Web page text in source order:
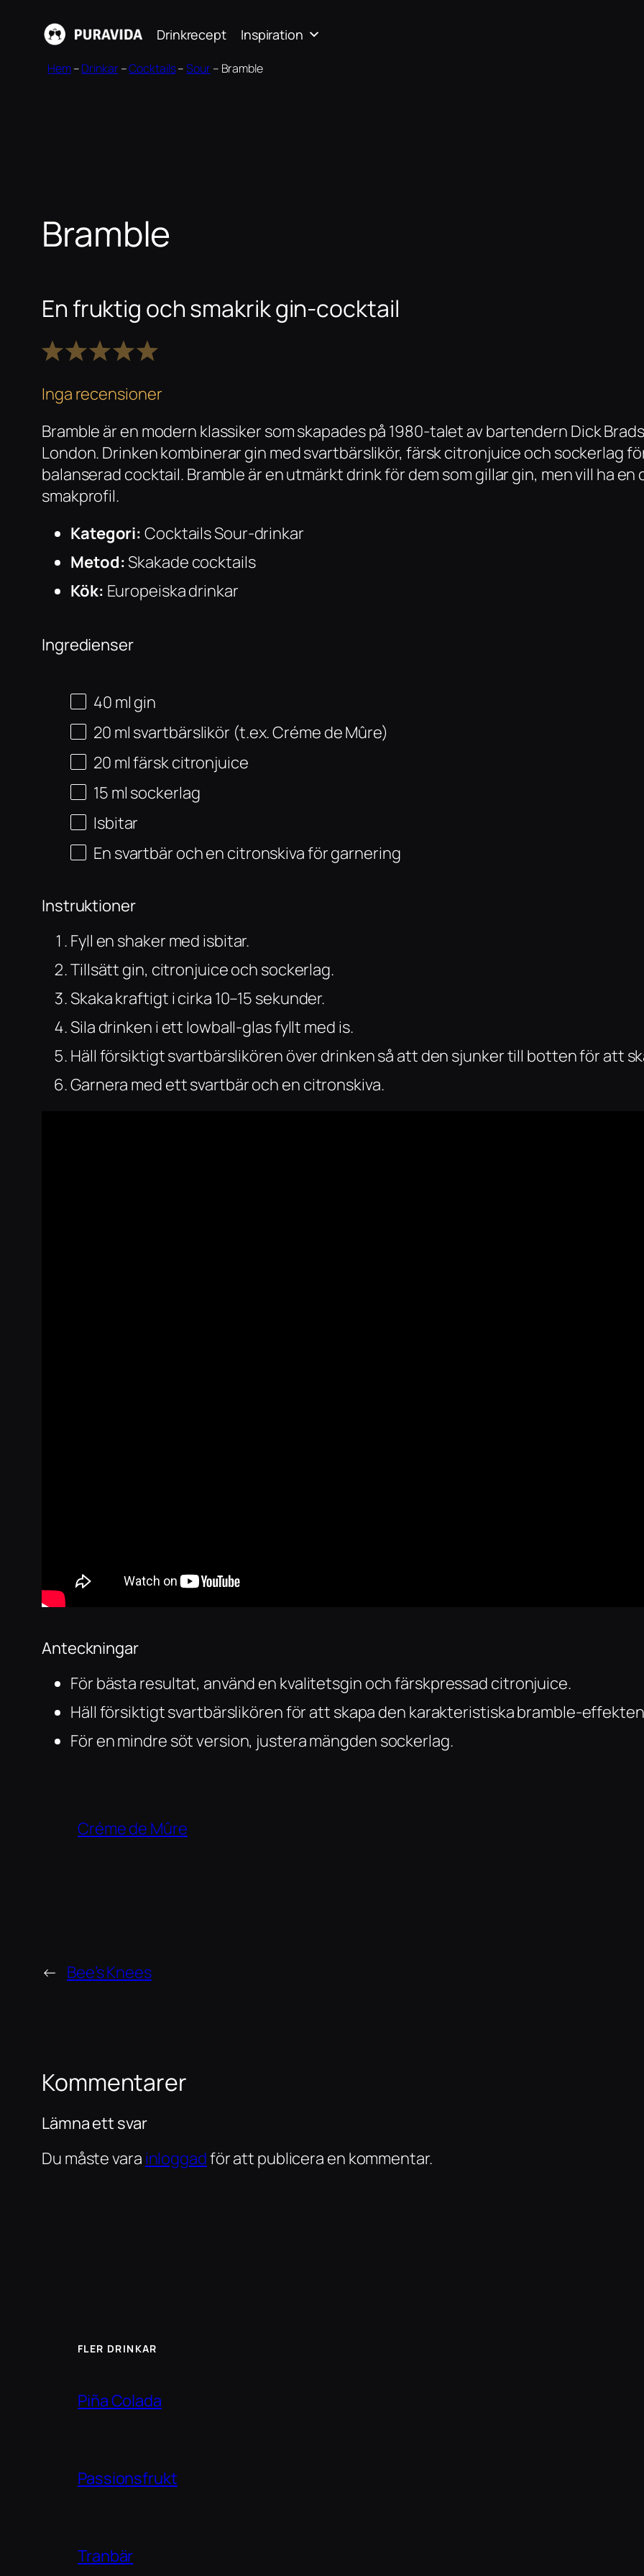
innehåll
Drinkrecept Inspiration
Hem–Drinkar–Cocktails–Sour– Bramble
Bramble
En fruktig och smakrik gin-cocktail
5
4
3
2
1
Inga recensioner
Bramble är en modern klassiker som skapades på 1980-talet av bartendern Dick
London. Drinken kombinerar gin med svartbärslikör, färsk citronjuice och sockerlag
balanserad cocktail. Bramble är en utmärkt drink för dem som gillar gin, men vill ha
smakprofil.
Kategori: Cocktails Sour-drinkar
Metod:Skakade cocktails
Kök: Europeiska drinkar
Ingredienser
40 ml gin
20 ml svartbärslikör (t.ex. Créme de Mûre)
20 mlfärsk citronjuice
15 ml sockerlag
Isbitar
En svartbär och en citronskiva för garnering
Instruktioner
Fyll en shaker med isbitar.
Tillsätt gin, citronjuice och sockerlag.
Skaka kraftigt i cirka 10–15 sekunder.
Sila drinken i ett lowball-glas fyllt med is.
Häll försiktigt svartbärslikören över drinken så att den sjunker till botten för att
Garnera med ett svartbär och en citronskiva.
Anteckningar
För bästa resultat, använd en kvalitetsgin och färskpressad citronjuice.
Häll försiktigt svartbärslikören för att skapa den karakteristiska bramble-
För en mindre söt version, justera mängden sockerlag.
Créme de Mûre
← Bee’s Knees
Kommentarer
Lämna ett svar
Du måste vara inloggadför att publicera en kommentar.
FLER DRINKAR
Piña Colada
Passionsfrukt
Tranbär